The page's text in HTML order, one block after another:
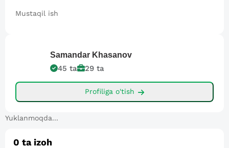
Mustaqil ish
Samandar Khasanov
45 ta 29 ta
Profiliga o'tish
Yuklanmoqda...
0 ta izoh